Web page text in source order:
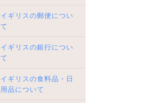
イギリスの郵便につい
て
イギリスの銀行につい
て
イギリスの食料品・日
用品について